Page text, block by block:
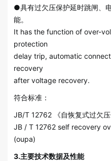
●具有过欠压保护延时跳闸、
能。
It has the function of over-
protection
delay trip, automatic
recovery
after voltage recovery.
符合标准：
JB/T 12762 《自恢复式过欠压
JB / T 12762 self recovery
(oupa)
3.主要技术数据及性能